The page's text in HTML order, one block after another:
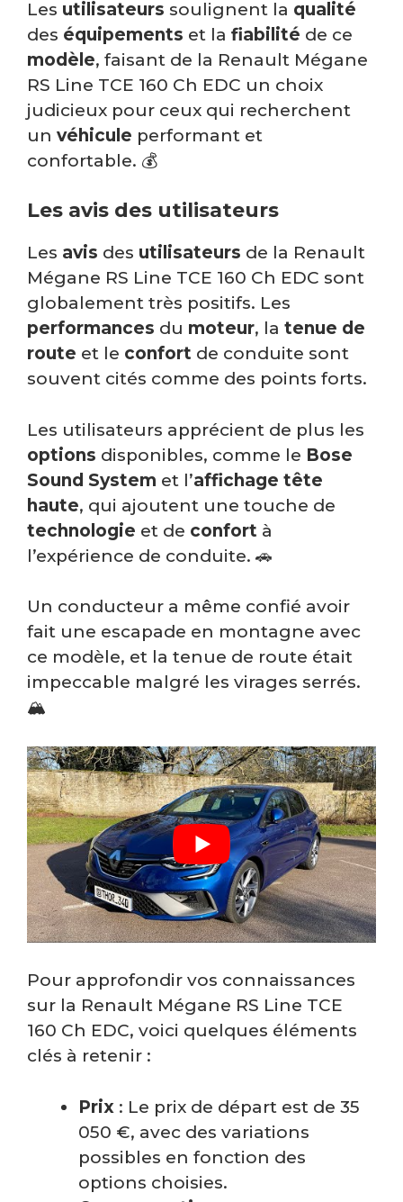
Les utilisateurs soulignent la qualité
des équipements et la fiabilité de ce
modèle, faisant de la Renault Mégane
RS Line TCE 160 Ch EDC un choix
judicieux pour ceux qui recherchent
un véhicule performant et
confortable. 💰
Les avis des utilisateurs
Les avis des utilisateurs de la Renault
Mégane RS Line TCE 160 Ch EDC sont
globalement très positifs. Les
performances du moteur, la tenue de
route et le confort de conduite sont
souvent cités comme des points forts.
Les utilisateurs apprécient de plus les
options disponibles, comme le Bose
Sound System et l’affichage tête
haute, qui ajoutent une touche de
technologie et de confort à
l’expérience de conduite. 🚗
Un conducteur a même confié avoir
fait une escapade en montagne avec
ce modèle, et la tenue de route était
impeccable malgré les virages serrés.
🏔️
Pour approfondir vos connaissances
sur la Renault Mégane RS Line TCE
160 Ch EDC, voici quelques éléments
clés à retenir :
Prix : Le prix de départ est de 35
050 €, avec des variations
possibles en fonction des
options choisies.